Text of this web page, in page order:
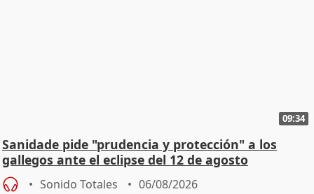
09:34
Sanidade pide "prudencia y protección" a los
gallegos ante el eclipse del 12 de agosto
Sonido Totales 06/08/2026